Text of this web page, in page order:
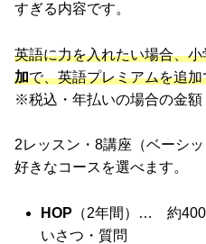
すぎる内容です。
英語に力を入れたい場合、
加で、英語プレミアムを追
※税込・年払いの場合の金額
2レッスン・8講座（ベーシ
好きなコースを選べます。
HOP （2年間）… 約400
いさつ・質問